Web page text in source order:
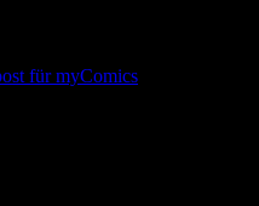
für myComics